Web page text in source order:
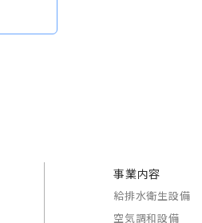
事業内容
給排水衛生設備
空気調和設備